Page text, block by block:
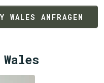
WALES ANFRAGEN